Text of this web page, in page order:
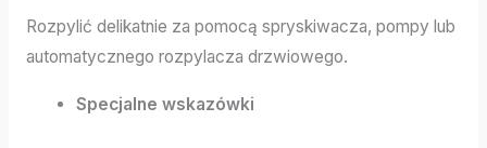
Rozpylić delikatnie za pomocą spryskiwacza, pompy lub
automatycznego rozpylacza drzwiowego.
Specjalne wskazówki